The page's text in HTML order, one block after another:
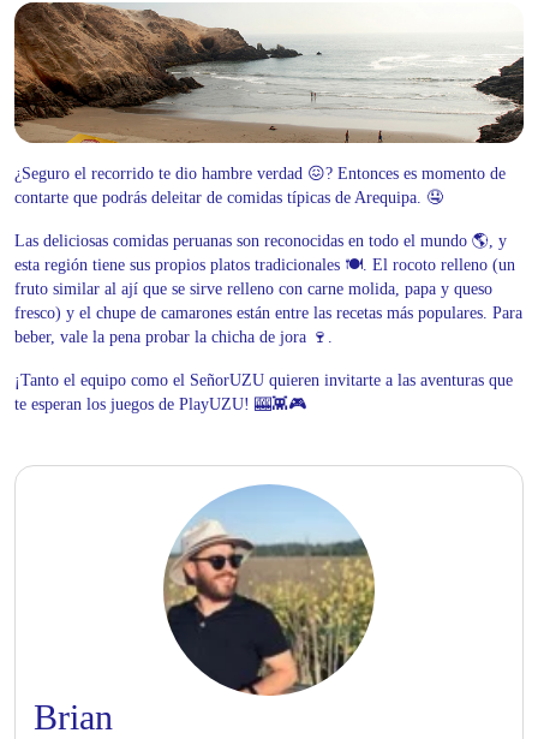
¿Seguro el recorrido te dio hambre verdad 😖? Entonces es momento de
contarte que podrás deleitar de comidas típicas de Arequipa. 🤤
Las deliciosas comidas peruanas son reconocidas en todo el mundo 🌎, y
esta región tiene sus propios platos tradicionales 🍽. El rocoto relleno (un
fruto similar al ají que se sirve relleno con carne molida, papa y queso
fresco) y el chupe de camarones están entre las recetas más populares. Para
beber, vale la pena probar la chicha de jora 🍷.
¡Tanto el equipo como el SeñorUZU quieren invitarte a las aventuras que
te esperan los juegos de PlayUZU! 🎰👾🎮
Brian